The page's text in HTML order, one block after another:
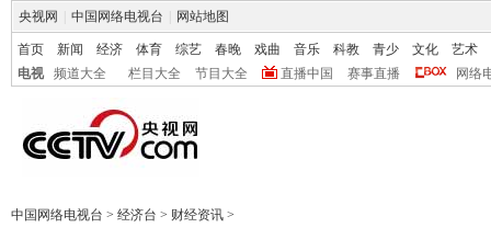
央视网 中国网络电视台 网站地图
首页 新闻 经济 体育 综艺 春晚 戏曲 音乐 科教 青少 文化
艺术
电视
频道大全 栏目大全 节目大全 直播中国 赛事直播 网络
中国网络电视台 > 经济台 > 财经资讯 >